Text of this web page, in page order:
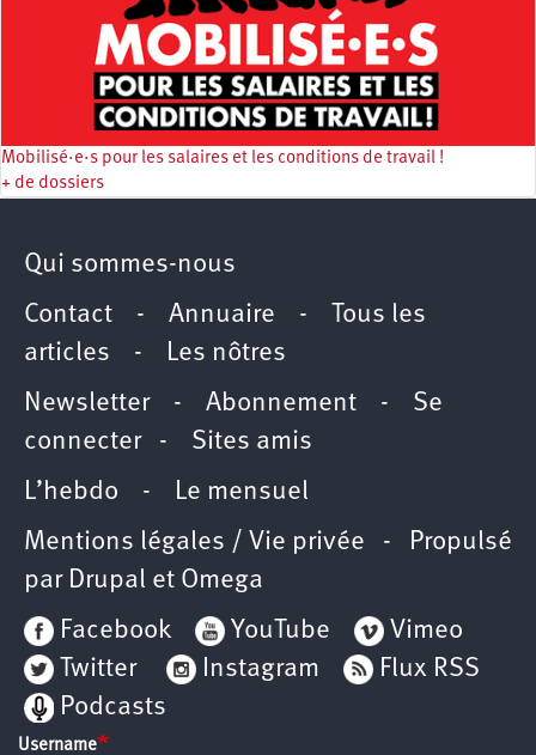
Mobilisé·e·s pour les salaires et les conditions de travail !
+ de dossiers
Qui sommes-nous
Contact - Annuaire -
Tous les
articles - Les nôtres
Newsletter- Abonnement - Se
connecter- Sites amis
L’hebdo - Le mensuel
Mentions légales / Vie privée - Propulsé
par Drupal et Omega
Facebook
YouTube
Vimeo
Twitter
Instagram
Flux RSS
Podcasts
Username